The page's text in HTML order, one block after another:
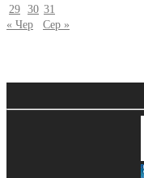
29 30 31
« Чер
Сер »